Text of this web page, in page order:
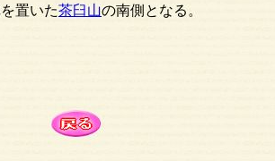
置いた茶臼山の南側となる。